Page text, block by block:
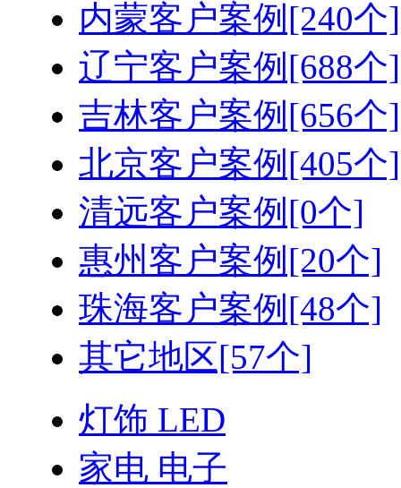
内蒙客户案例[240个]
辽宁客户案例[688个]
吉林客户案例[656个]
北京客户案例[405个]
清远客户案例[0个]
惠州客户案例[20个]
珠海客户案例[48个]
其它地区[57个]
灯饰 LED
家电 电子